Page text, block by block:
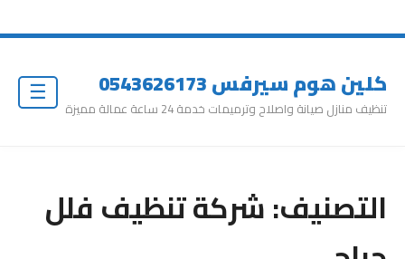
كلين هوم سيرفس 0543626173
تنظيف منازل صيانة واصلاح وترميمات خدمة 24 ساعة عمالة مميزة
التصنيف:شركة تنظيف فلل